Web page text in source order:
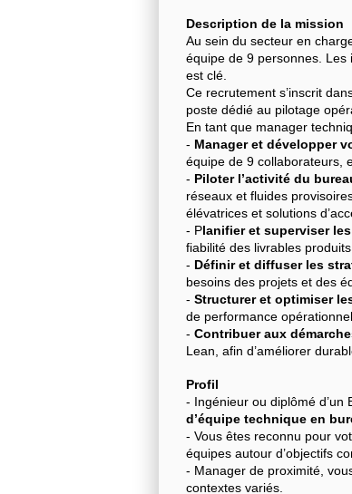
Description de la mission
Au sein du secteur en
équipe de 9 personnes. Les
est clé.
Ce recrutement s’inscrit
poste dédié au pilotage
En tant que manager
- Manager et développer
équipe de 9 collaborateurs,
- Piloter l’activité du
réseaux et fluides
élévatrices et solutions
- Planifier et superviser
fiabilité des livrables produits.
- Définir et diffuser les
besoins des projets et des
- Structurer et optimiser
de performance
- Contribuer aux
Lean, afin d’améliorer
Profil
- Ingénieur ou diplômé d’un
d’équipe technique en
- Vous êtes reconnu pour
équipes autour d’objectifs
- Manager de proximité,
contextes variés.